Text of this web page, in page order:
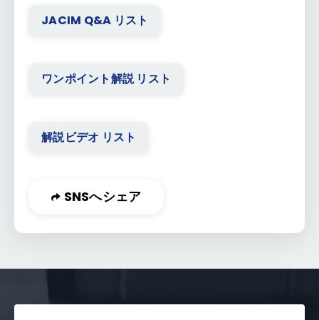
JACIM Q&A リスト
ワンポイント解説 リスト
解説ビデオ リスト
SNSへシェア